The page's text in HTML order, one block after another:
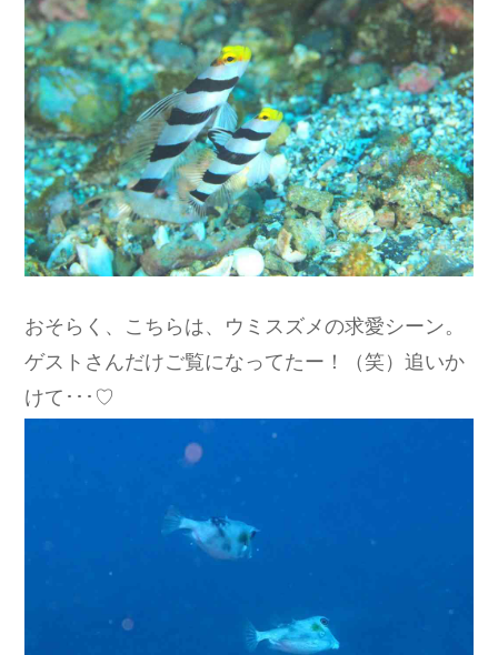
おそらく、こちらは、ウミスズメの求愛シーン。
ゲストさんだけご覧になってたー！（笑）追いか
けて･･･♡